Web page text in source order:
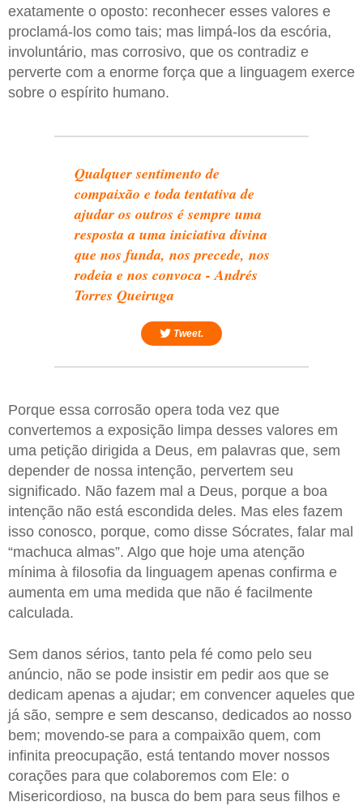
exatamente o oposto: reconhecer esses valores e
proclamá-los como tais; mas limpá-los da escória,
involuntário, mas corrosivo, que os contradiz e
perverte com a enorme força que a linguagem exerce
sobre o espírito humano.
Qualquer sentimento de
compaixão e toda tentativa de
ajudar os outros é sempre uma
resposta a uma iniciativa divina
que nos funda, nos precede, nos
rodeia e nos convoca - Andrés
Torres Queiruga
Tweet.
Porque essa corrosão opera toda vez que
convertemos a exposição limpa desses valores em
uma petição dirigida a Deus, em palavras que, sem
depender de nossa intenção, pervertem seu
significado. Não fazem mal a Deus, porque a boa
intenção não está escondida deles. Mas eles fazem
isso conosco, porque, como disse Sócrates, falar mal
“machuca almas”. Algo que hoje uma atenção
mínima à filosofia da linguagem apenas confirma e
aumenta em uma medida que não é facilmente
calculada.
Sem danos sérios, tanto pela fé como pelo seu
anúncio, não se pode insistir em pedir aos que se
dedicam apenas a ajudar; em convencer aqueles que
já são, sempre e sem descanso, dedicados ao nosso
bem; movendo-se para a compaixão quem, com
infinita preocupação, está tentando mover nossos
corações para que colaboremos com Ele: o
Misericordioso, na busca do bem para seus filhos e